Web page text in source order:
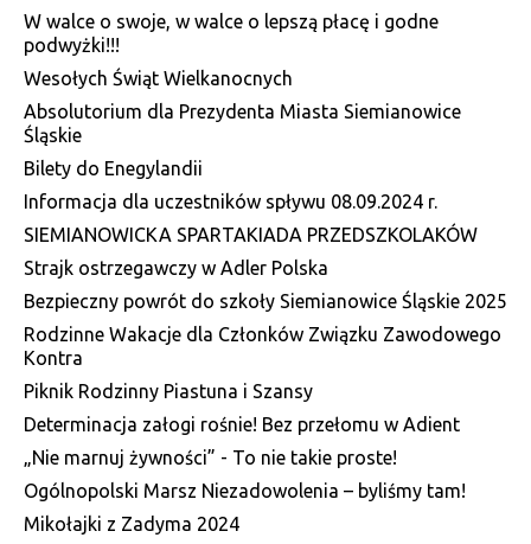
W walce o swoje, w walce o lepszą płacę i godne
podwyżki!!!
Wesołych Świąt Wielkanocnych
Absolutorium dla Prezydenta Miasta Siemianowice
Śląskie
Bilety do Enegylandii
Informacja dla uczestników spływu 08.09.2024 r.
SIEMIANOWICKA SPARTAKIADA PRZEDSZKOLAKÓW
Strajk ostrzegawczy w Adler Polska
Bezpieczny powrót do szkoły Siemianowice Śląskie 2025
Rodzinne Wakacje dla Członków Związku Zawodowego
Kontra
Piknik Rodzinny Piastuna i Szansy
Determinacja załogi rośnie! Bez przełomu w Adient
„Nie marnuj żywności” - To nie takie proste!
Ogólnopolski Marsz Niezadowolenia – byliśmy tam!
Mikołajki z Zadyma 2024